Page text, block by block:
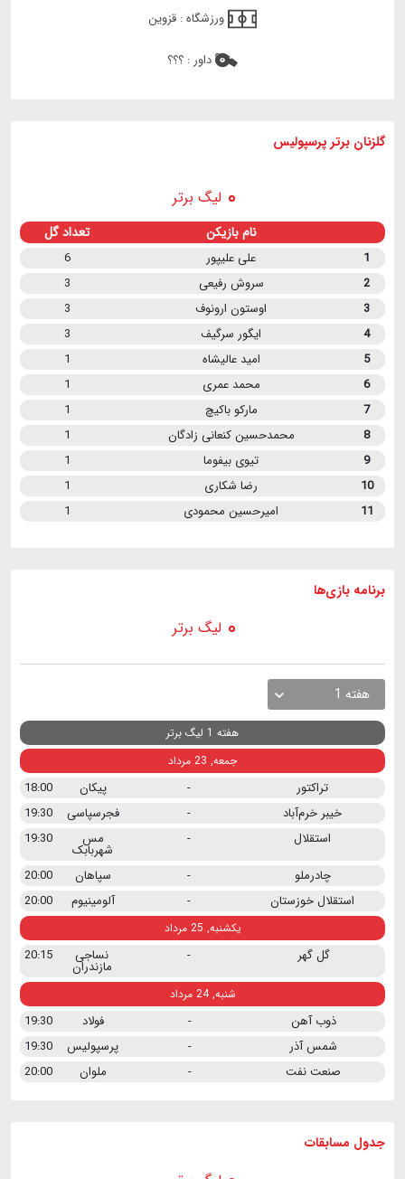
ورزشگاه : قزوین
داور : ؟؟؟
گلزنان برتر پرسپولیس
لیگ برتر
نام بازیکن تعداد گل
1 علی علیپور
6
2
سروش رفیعی
3
3
اوستون ارونوف
3
4
ایگور سرگیف
3
5
امید عالیشاه
1
6
محمد عمری
1
7
مارکو باکیچ
1
8
محمدحسین کنعانی زادگان
1
9
تیوی بیفوما
1
10
رضا شکاری
1
11
امیرحسین محمودی 1
برنامه بازی ها
لیگ برتر
هفته 1
هفته 1 لیگ برتر
جمعه, 23 مرداد
تراکتور - پیکان
18:00
خیبر خرم‌آباد
- فجرسپاسی
19:30
استقلال
- مس
شهربابک
19:30
چادرملو
- سپاهان
20:00
استقلال خوزستان
- آلومینیوم 20:00
یکشنبه, 25 مرداد
گل گهر - نساجی
مازندران
20:15
شنبه, 24 مرداد
ذوب آهن - فولاد
19:30
شمس آذر
- پرسپولیس
19:30
صنعت نفت
- ملوان 20:00
جدول مسابقات